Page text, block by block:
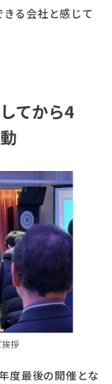
る会社と感じて
てから4
挨拶
度最後の開催とな